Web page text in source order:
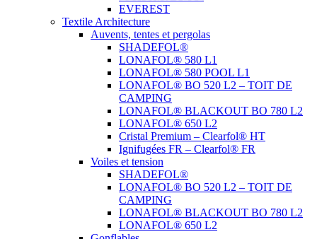
EVEREST
Textile Architecture
Auvents, tentes et pergolas
SHADEFOL®
LONAFOL® 580 L1
LONAFOL® 580 POOL L1
LONAFOL® BO 520 L2 – TOIT DE
CAMPING
LONAFOL® BLACKOUT BO 780 L2
LONAFOL® 650 L2
Cristal Premium – Clearfol® HT
Ignifugées FR – Clearfol® FR
Voiles et tension
SHADEFOL®
LONAFOL® BO 520 L2 – TOIT DE
CAMPING
LONAFOL® BLACKOUT BO 780 L2
LONAFOL® 650 L2